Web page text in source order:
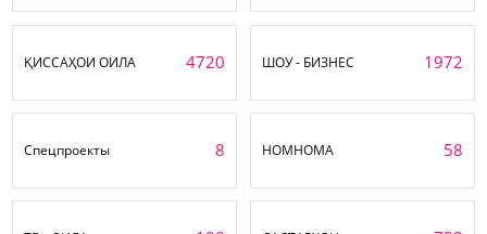
ҚИССАҲОИ ОИЛА 4720 ШОУ - БИЗНЕС 1972
Спецпроекты 8 НОМНОМА 58